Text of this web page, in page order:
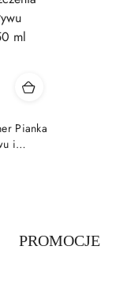
Pianka
i
ml
produktów
Produkty
PROMOCJE